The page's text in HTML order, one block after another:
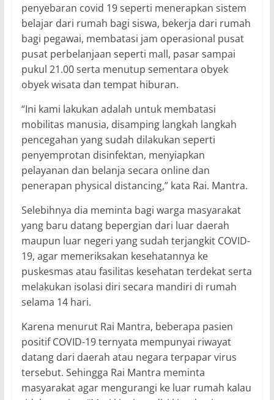
penyebaran covid 19 seperti menerapkan sistem
belajar dari rumah bagi siswa, bekerja dari rumah
bagi pegawai, membatasi jam operasional pusat
pusat perbelanjaan seperti mall, pasar sampai
pukul 21.00 serta menutup sementara obyek
obyek wisata dan tempat hiburan.
“Ini kami lakukan adalah untuk membatasi
mobilitas manusia, disamping langkah langkah
pencegahan yang sudah dilakukan seperti
penyemprotan disinfektan, menyiapkan
pelayanan dan belanja secara online dan
penerapan physical distancing,” kata Rai. Mantra.
Selebihnya dia meminta bagi warga masyarakat
yang baru datang bepergian dari luar daerah
maupun luar negeri yang sudah terjangkit COVID-
19, agar memeriksakan kesehatannya ke
puskesmas atau fasilitas kesehatan terdekat serta
melakukan isolasi diri secara mandiri di rumah
selama 14 hari.
Karena menurut Rai Mantra, beberapa pasien
positif COVID-19 ternyata mempunyai riwayat
datang dari daerah atau negara terpapar virus
tersebut. Sehingga Rai Mantra meminta
masyarakat agar mengurangi ke luar rumah kalau